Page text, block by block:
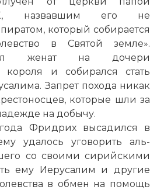
назвавшим его не
который собирается
в Святой земле».
женат на дочери
короля и собирался стать
Запрет похода никак
которые шли за
на добычу.
Фридрих высадился в
удалось уговорить аль-
со своими сирийскими
ему Иерусалим и другие
в обмен на помощь